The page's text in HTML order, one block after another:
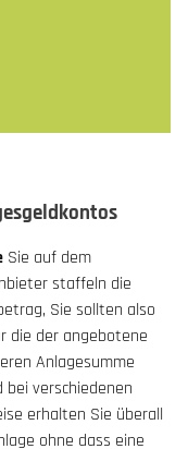
Sie auf dem
staffeln die
Sie sollten also
die der angebotene
Anlagesumme
verschiedenen
erhalten Sie überall
ohne dass eine